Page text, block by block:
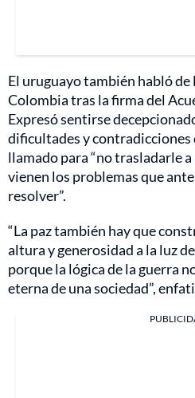
El uruguayo también habló de
Colombia tras la firma del
Expresó sentirse
dificultades y contradicciones
llamado para “no trasladarle
vienen los problemas que
resolver”.
“La paz también hay que
altura y generosidad a la luz
porque la lógica de la guerra
eterna de una sociedad”,